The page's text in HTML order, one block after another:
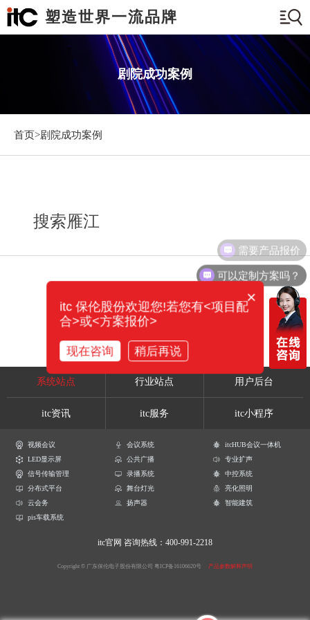
塑造世界一流品牌
剧院成功案例
首页>剧院成功案例
搜索雁江
系统站点 行业站点 用户后台
itc资讯 itc服务 itc小程序
视频会议 会议系统
itcHUB会议一体机
LED显示屏
公共广播
专业扩声
信号传输管理
录播系统
中控系统
分布式平台
舞台灯光
亮化照明
云会务
扬声器
智能建筑
pis车载系统
itc官网 咨询热线：400-991-2218
Copyright © 广东保伦电子股份有限公司 粤ICP备16106620号 产品参数解释声明
可以定制方案吗？
需要产品报价
×
itc 保伦股份欢迎您!若您有<项目配
合>或<方案报价>
现在咨询 稍后再说